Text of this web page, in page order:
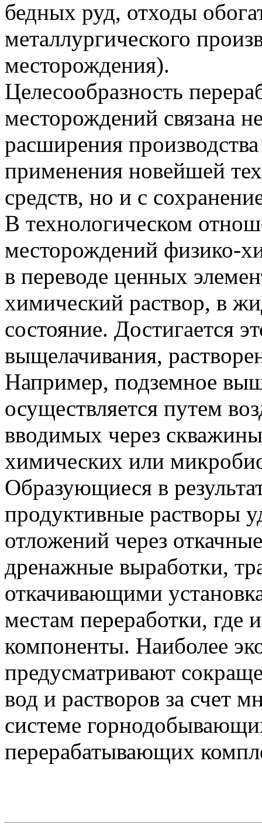
бедных руд, отходы
металлургического
месторождения).
Целесообразность
месторождений связана
расширения
применения новейшей
средств, но и с
В технологическом
месторождений физико-
в переводе ценных
химический раствор, в
состояние. Достигается
выщелачивания,
Например, подземное
осуществляется путем
вводимых через
химических или
Образующиеся в
продуктивные растворы
отложений через
дренажные выработки,
откачивающими
местам переработки, где
компоненты. Наиболее
предусматривают
вод и растворов за счет
системе
перерабатывающих